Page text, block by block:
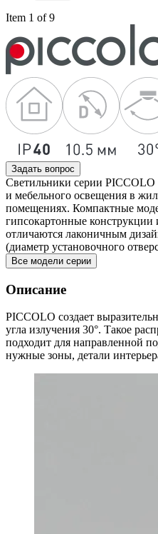
Item 1 of 9
Задать вопрос
Светильники серии PICCOLO
и мебельного освещения в
помещениях. Компактные
гипсокартонные конструкции
отличаются лаконичным
(диаметр установочного
Все модели серии
Описание
PICCOLO создает
угла излучения 30°. Такое
подходит для направленной
нужные зоны, детали